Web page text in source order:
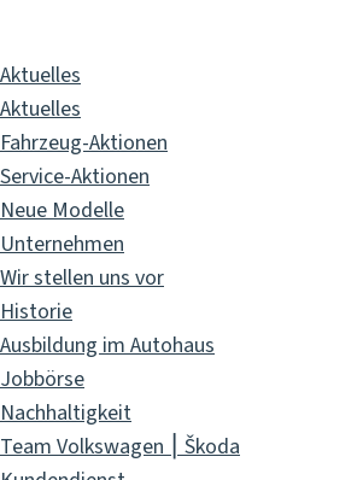
Aktuelles
Aktuelles
Fahrzeug-Aktionen
Service-Aktionen
Neue Modelle
Unternehmen
Wir stellen uns vor
Historie
Ausbildung im Autohaus
Jobbörse
Nachhaltigkeit
Team Volkswagen ⎮ Škoda